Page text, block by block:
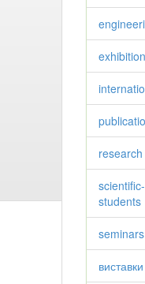
students
seminars
виставки